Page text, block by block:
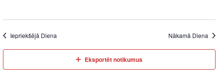
Iepriekšējā Diena Nākamā Diena
Eksportēt notikumus